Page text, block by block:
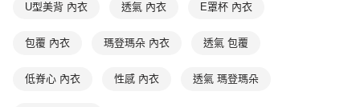
１．透過由恩沛科技股份有限公司提供之「AFTEE先享後付」服務完成之交
２．關於個人資料處理事宜，請瀏覽以下網址：
每筆NT$90，滿NT$1,000(含以上)免運費
付款後7-11取貨
U型美背 內衣 透氣 內衣 E罩杯 內衣
包覆 內衣 瑪登瑪朵 內衣 透氣 包覆
低脊心 內衣 性感 內衣 透氣 瑪登瑪朵